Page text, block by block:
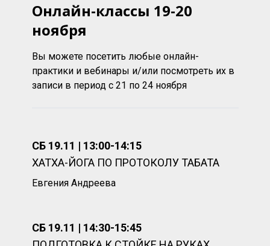
Онлайн-классы 19-20
ноября
Вы можете посетить любые онлайн-
практики и вебинары и/или посмотреть их в
записи в период с 21 по 24 ноября
СБ 19.11 | 13:00-14:15
ХАТХА-ЙОГА ПО ПРОТОКОЛУ ТАБАТА
Евгения Андреева
СБ 19.11 | 14:30-15:45